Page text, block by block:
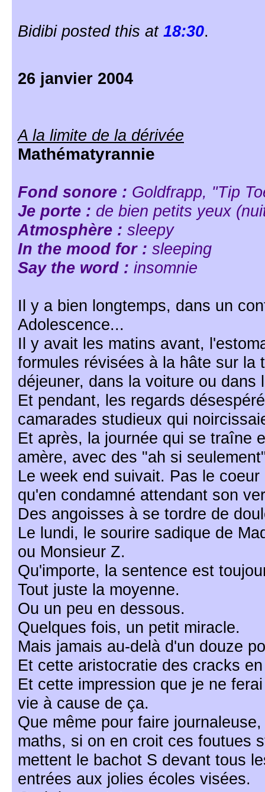
Bidibi posted this at 18:30.
26 janvier 2004
A la limite de la dérivée
Mathématyrannie
Fond sonore : Goldfrapp, "Tip
Je porte : de bien petits yeux
Atmosphère : sleepy
In the mood for : sleeping
Say the word : insomnie
Il y a bien longtemps, dans un
Adolescence...
Il y avait les matins avant,
formules révisées à la hâte sur la
déjeuner, dans la voiture ou dans
Et pendant, les regards
camarades studieux qui
Et après, la journée qui se traîne
amère, avec des "ah si
Le week end suivait. Pas le
qu'en condamné attendant son
Des angoisses à se tordre de
Le lundi, le sourire sadique de
ou Monsieur Z.
Qu'importe, la sentence est
Tout juste la moyenne.
Ou un peu en dessous.
Quelques fois, un petit miracle.
Mais jamais au-delà d'un douze
Et cette aristocratie des cracks
Et cette impression que je ne
vie à cause de ça.
Que même pour faire
maths, si on en croit ces foutues
mettent le bachot S devant tous
entrées aux jolies écoles visées.